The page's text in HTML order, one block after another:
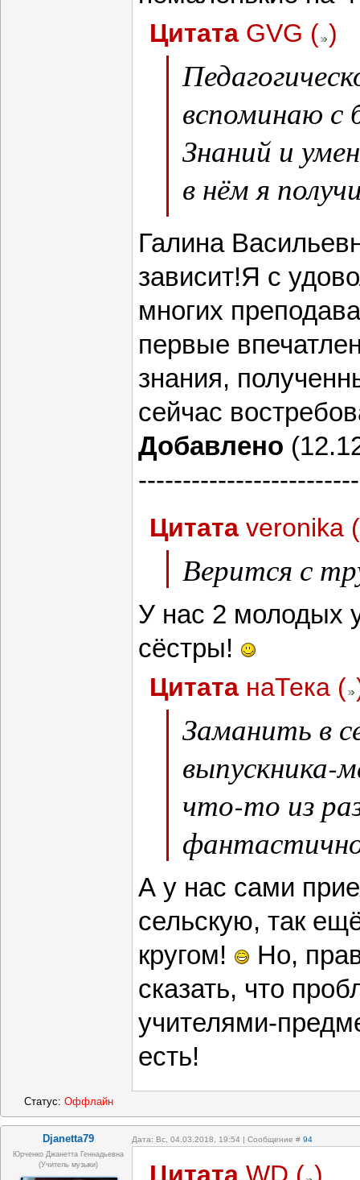
Цитата GVG ( )
вспоминаю с
Знаний и
в нём я
чем в
Галина
зависит!Я с
многих
первые
знания,
сейчас
Добавлено
Цитата veronika (
Верится с
У нас 2 молодых
сёстры!
Цитата наТека (
Заманить в
что-то из
А у нас сами
сельскую, так
кругом!
Но,
сказать, что
учителями-
есть!
Статус: Оффлайн
Djanetta79 Дата: Вс, 04.03.2018, 19:54 | Сообщение # 94
Юрченко Джанетта Геннадьевна
(Учитель музыки)